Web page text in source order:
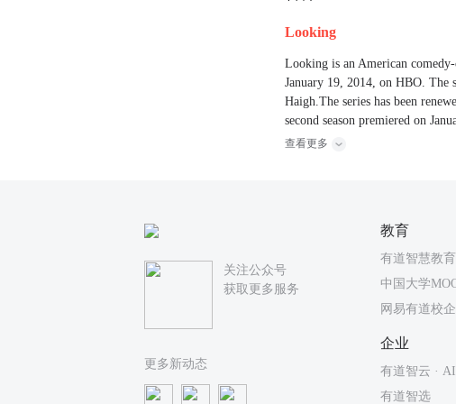
Looking
Looking is an American
January 19, 2014, on HBO. The
Haigh.The series has been
second season premiered on
查看更多
关注公众号
获取更多服务
更多新动态
教育
有道智慧教育
中国大学
网易有道校
企业
有道智云 ·
有道智选